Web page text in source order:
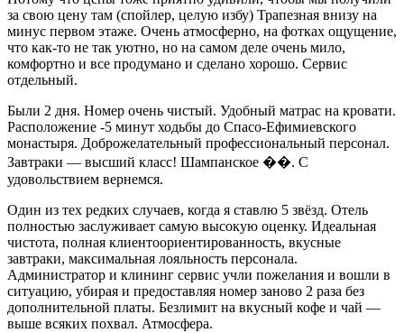
за свою цену там (спойлер, целую избу) Трапезная внизу на
минус первом этаже. Очень атмосферно, на фотках ощущение,
что как-то не так уютно, но на самом деле очень мило,
комфортно и все продумано и сделано хорошо. Сервис
отдельный.
Были 2 дня. Номер очень чистый. Удобный матрас на кровати.
Расположение -5 минут ходьбы до Спасо-Ефимиевского
монастыря. Доброжелательный профессиональный персонал.
Завтраки — высший класс! Шампанское ��. С
удовольствием вернемся.
Один из тех редких случаев, когда я ставлю 5 звёзд. Отель
полностью заслуживает самую высокую оценку. Идеальная
чистота, полная клиентоориентированность, вкусные
завтраки, максимальная лояльность персонала.
Администратор и клининг сервис учли пожелания и вошли в
ситуацию, убирая и предоставляя номер заново 2 раза без
дополнительной платы. Безлимит на вкусный кофе и чай —
выше всяких похвал. Атмосфера.